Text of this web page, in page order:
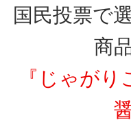
国民投票で
商
『じゃが